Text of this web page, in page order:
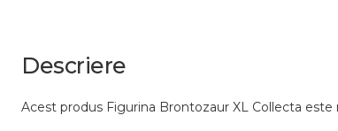
Descriere
Acest produs Figurina Brontozaur XL Collecta